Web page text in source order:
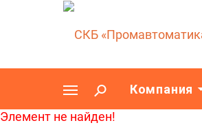
Компания
Элемент не найден!